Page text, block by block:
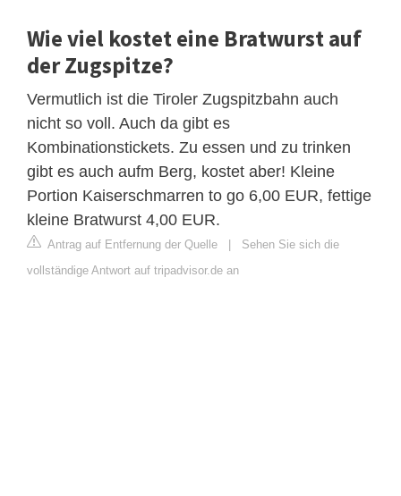
Wie viel kostet eine Bratwurst auf
der Zugspitze?
Vermutlich ist die Tiroler Zugspitzbahn auch
nicht so voll. Auch da gibt es
Kombinationstickets. Zu essen und zu trinken
gibt es auch aufm Berg, kostet aber! Kleine
Portion Kaiserschmarren to go 6,00 EUR, fettige
kleine Bratwurst 4,00 EUR.
Antrag auf Entfernung der Quelle | Sehen Sie sich die
vollständige Antwort auf tripadvisor.de an